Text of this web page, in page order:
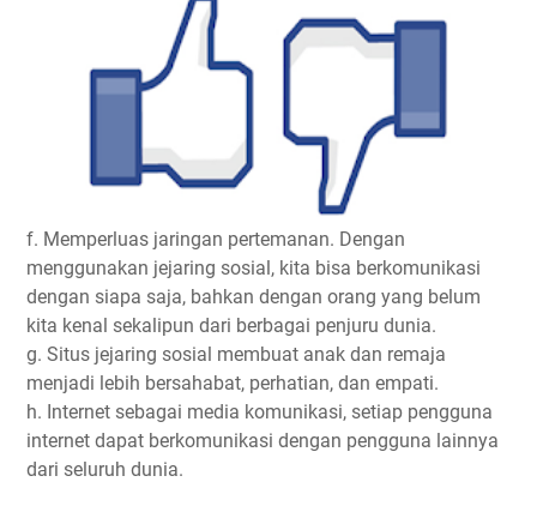
f. Memperluas jaringan pertemanan. Dengan
menggunakan jejaring sosial, kita bisa berkomunikasi
dengan siapa saja, bahkan dengan orang yang belum
kita kenal sekalipun dari berbagai penjuru dunia.
g. Situs jejaring sosial membuat anak dan remaja
menjadi lebih bersahabat, perhatian, dan empati.
h. Internet sebagai media komunikasi, setiap pengguna
internet dapat berkomunikasi dengan pengguna lainnya
dari seluruh dunia.